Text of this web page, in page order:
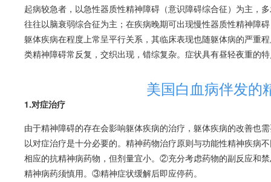
起病较急者，以急性器质性精神障碍（意识障碍综合征）为主，
往往以脑衰弱综合征为主；在疾病晚期可出现慢性器质性精神障
躯体疾病在程度上常呈平行关系，其临床表现也随躯体病的严重
类精神障碍常反复，交织出现，错综复杂。症状具有昼轻夜重的
美国白血病伴发的
1.对症治疗
由于精神障碍的存在会影响躯体疾病的治疗，躯体疾病的改善也
以对症治疗是十分必要的。精神药物治疗原则与功能性精神疾病
相应的抗精神病药物，但剂量宜小。②充分考虑药物的副反应和
精神病药须慎用。③精神症状缓解后即应停药。